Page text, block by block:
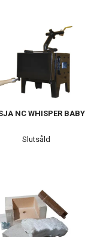
NC WHISPER BABY
Slutsåld